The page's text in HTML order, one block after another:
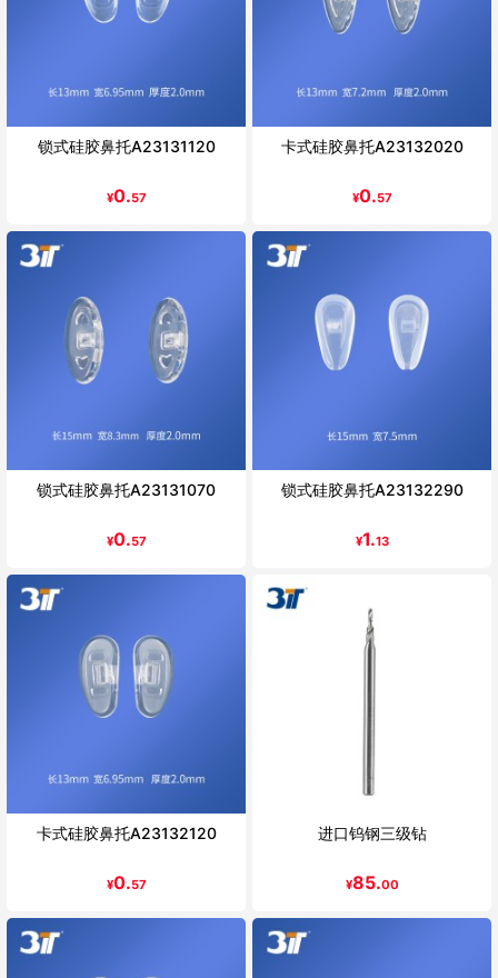
锁式硅胶鼻托A23131120
¥0.57
卡式硅胶鼻托A23132020
¥0.57
锁式硅胶鼻托A23131070
¥0.57
锁式硅胶鼻托A23132290
¥1.13
卡式硅胶鼻托A23132120
¥0.57
进口钨钢三级钻
¥85.00